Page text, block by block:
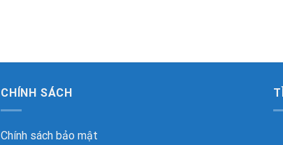
CHÍNH SÁCH
Chính sách bảo mật